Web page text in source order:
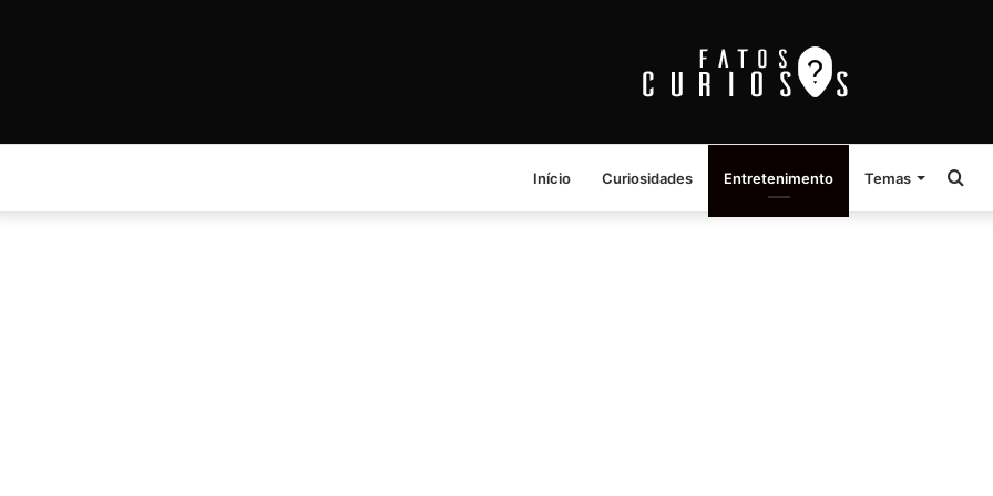
Início Curiosidades Entretenimento Temas